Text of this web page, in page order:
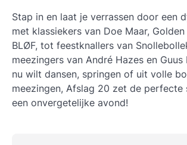
Stap in en laat je verrassen door een
met klassiekers van Doe Maar,
BLØF, tot feestknallers van
meezingers van André Hazes en Guus
nu wilt dansen, springen of uit volle
meezingen, Afslag 20 zet de perfecte
een onvergetelijke avond!